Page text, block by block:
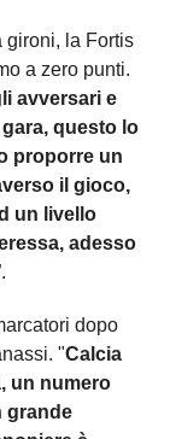
gironi, la Fortis
a zero punti.
avversari e
questo lo
proporre un
il gioco,
un livello
adesso
dopo
"Calcia
un numero
grande